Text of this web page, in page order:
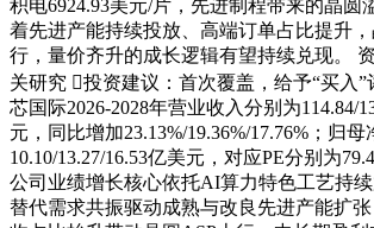
积电6924.93美元/片，先进制程带来的晶圆
着先进产能持续投放、高端订单占比提升
行，量价齐升的成长逻辑有望持续兑现。
关研究 投资建议：首次覆盖，给予“买入”
芯国际2026-2028年营业收入分别为114.84/
元，同比增加23.13%/19.36%/17.76%；归
10.10/13.27/16.53亿美元，对应PE分别为
公司业绩增长核心依托AI算力特色工艺持
替代需求共振驱动成熟与改良先进产能扩